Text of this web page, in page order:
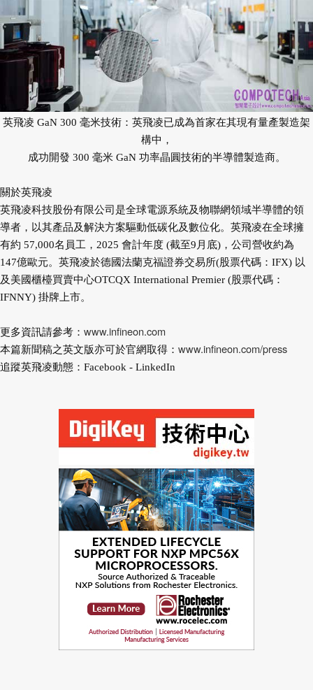
英飛凌 GaN 300 毫米技術：英飛凌已成為首家在其現有量產製造架
構中，
成功開發 300 毫米 GaN 功率晶圓技術的半導體製造商。
關於英飛凌
英飛凌科技股份有限公司是全球電源系統及物聯網領域半導體的領
導者，以其產品及解決方案驅動低碳化及數位化。英飛凌在全球擁
有約 57,000名員工，2025 會計年度 (截至9月底)，公司營收約為
147億歐元。英飛凌於德國法蘭克福證券交易所(股票代碼：IFX) 以
及美國櫃檯買賣中心OTCQX International Premier (股票代碼：
IFNNY) 掛牌上市。
更多資訊請參考： www.infineon.com
本篇新聞稿之英文版亦可於官網取得： www.infineon.com/press
追蹤英飛凌動態：Facebook - LinkedIn